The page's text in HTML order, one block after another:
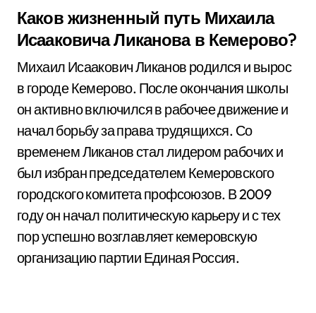
Каков жизненный путь Михаила
Исааковича Ликанова в Кемерово?
Михаил Исаакович Ликанов родился и вырос
в городе Кемерово. После окончания школы
он активно включился в рабочее движение и
начал борьбу за права трудящихся. Со
временем Ликанов стал лидером рабочих и
был избран председателем Кемеровского
городского комитета профсоюзов. В 2009
году он начал политическую карьеру и с тех
пор успешно возглавляет кемеровскую
организацию партии Единая Россия.